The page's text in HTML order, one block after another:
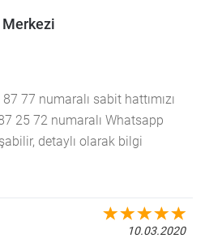
Merkezi
77 numaralı sabit hattımızı
25 72 numaralı Whatsapp
detaylı olarak bilgi
10.03.2020